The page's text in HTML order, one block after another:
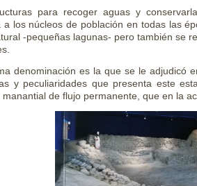
para recoger aguas y
a los núcleos de población en todas las
-pequeñas lagunas- pero también se
denominación es la que se le adjudicó
y peculiaridades que presenta este
manantial de flujo permanente, que en la